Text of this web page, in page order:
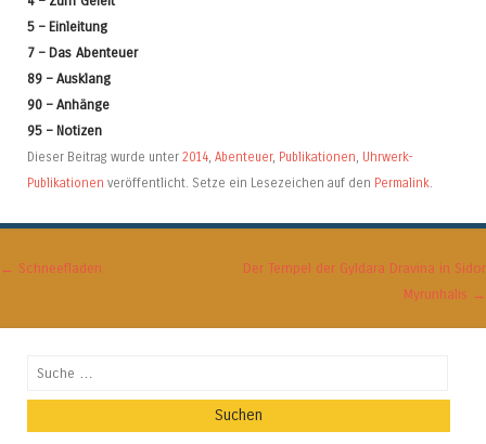
5 – Einleitung
7 – Das Abenteuer
89 – Ausklang
90 – Anhänge
95 – Notizen
Dieser Beitrag wurde unter 2014, Abenteuer, Publikationen, Uhrwerk-
Publikationen veröffentlicht. Setze ein Lesezeichen auf den Permalink.
Artikel-Navigation
← Schneefladen
Der Tempel der Gyldara Dravina in Sidor
Myrunhalis →
Suchen